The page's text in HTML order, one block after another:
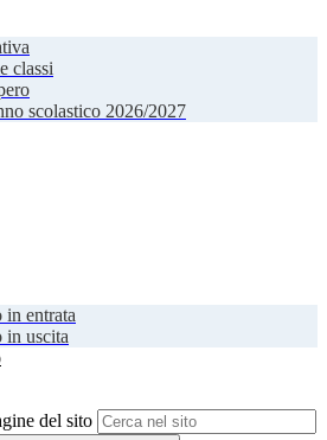
classi
scolastico 2026/2027
in entrata
in uscita
del sito